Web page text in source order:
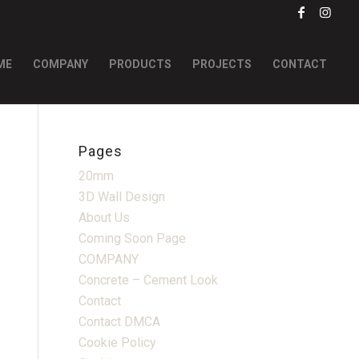
COMPANY PRODUCTS PROJECTS CONTACT
Pages
20mm
3D Wall Design
About Us
Coming Soon Page
COMPANY
Concrete – Cement Look
Contact
Contact DMCA
Cookie Policy